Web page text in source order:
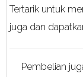
Tertarik untuk
juga dan
Pembelian